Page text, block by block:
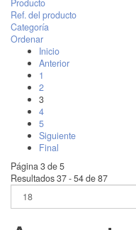
Producto
Ref. del producto
Categoría
Ordenar
Inicio
Anterior
1
2
3
4
5
Siguiente
Final
Página 3 de 5
Resultados 37 - 54 de 87